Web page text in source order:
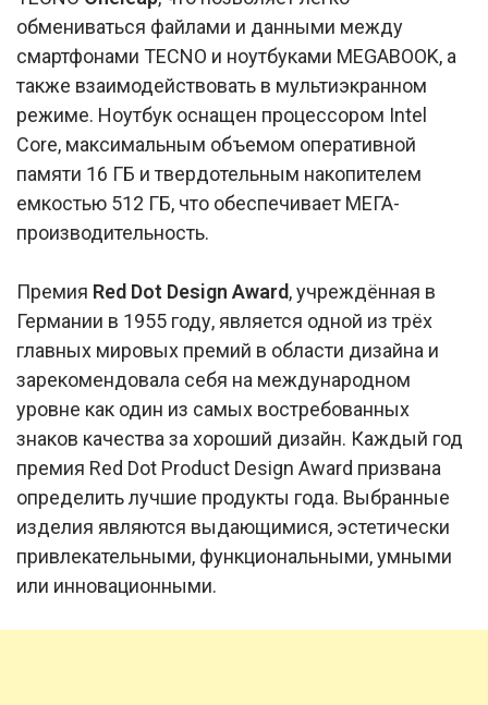
обмениваться файлами и данными между
смартфонами TECNO и ноутбуками MEGABOOK, а
также взаимодействовать в мультиэкранном
режиме. Ноутбук оснащен процессором Intel
Core, максимальным объемом оперативной
памяти 16 ГБ и твердотельным накопителем
емкостью 512 ГБ, что обеспечивает МЕГА-
производительность.
Премия Red Dot Design Award, учреждённая в
Германии в 1955 году, является одной из трёх
главных мировых премий в области дизайна и
зарекомендовала себя на международном
уровне как один из самых востребованных
знаков качества за хороший дизайн. Каждый год
премия Red Dot Product Design Award призвана
определить лучшие продукты года. Выбранные
изделия являются выдающимися, эстетически
привлекательными, функциональными, умными
или инновационными.